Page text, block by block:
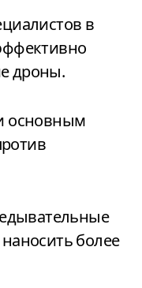
в
дроны.
основным
более